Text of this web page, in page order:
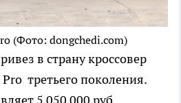
(Фото: dongchedi.com)
в страну кроссовер
третьего поколения.
5 050 000 руб.